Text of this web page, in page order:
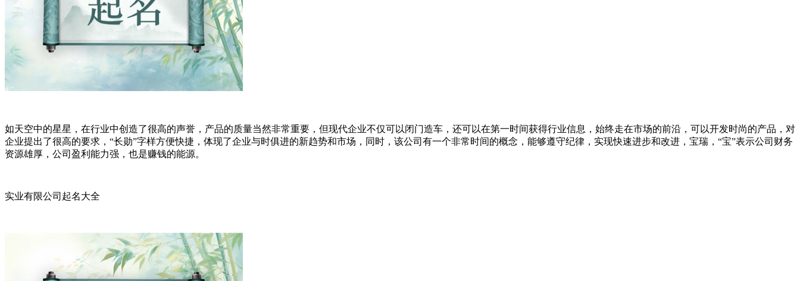
如天空中的星星，在行业中创造了很高的声誉，产品的质量当然非常重要，但现代企业不仅可以闭门造车，还可以在第一时间获得行业信息，始终走在市场的前沿，可以开发时尚的产品，对
企业提出了很高的要求，“长勋”字样方便快捷，体现了企业与时俱进的新趋势和市场，同时，该公司有一个非常时间的概念，能够遵守纪律，实现快速进步和改进，宝瑞，“宝”表示公司财务
资源雄厚，公司盈利能力强，也是赚钱的能源。
实业有限公司起名大全